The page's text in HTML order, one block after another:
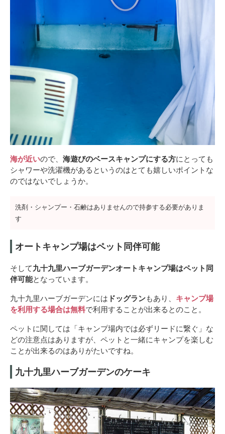
海が近いので、 海遊びのベースキャンプにする方にとっても
シャワーや洗濯機があるというのはとても嬉しいポイントな
のではないでしょうか。
洗剤・シャンプー・石鹸はありませんので持参する必要がありま
す
オートキャンプ場はペット同伴可能
そして九十九里ハーブガーデンオートキャンプ場はペット同
伴可能となっています。
九十九里ハーブガーデンには ドッグランもあり、 キャンプ場
を利用する場合は無料で利用することが出来るとのこと。
ペットに関しては「キャンプ場内では必ずリードに繋ぐ」な
どの注意点はありますが、ペットと一緒にキャンプを楽しむ
ことが出来るのはありがたいですね。
九十九里ハーブガーデンのケーキ